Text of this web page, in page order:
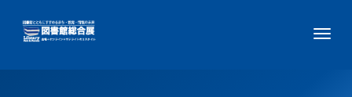
ー
用
メ